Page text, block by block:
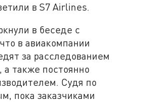
в S7 Airlines.
в беседе с
в авиакомпании
за расследованием
а также постоянно
Судя по
пока заказчиками